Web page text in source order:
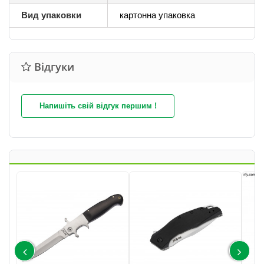
Вид упаковки картонна упаковка
Відгуки
Напишіть свій відгук першим !